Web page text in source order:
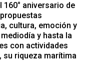
aniversario de
cultura, emoción y
y hasta la
con actividades
su riqueza marítima